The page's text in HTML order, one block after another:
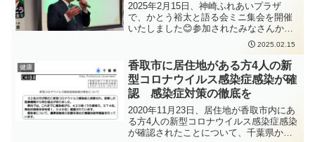
2025年2月15日、神崎ふれあいプラザ
で、かとう裕太と語る会ミニ集会を開催
いたしました😊参加されたみなさんか
ら、ご質問やたくさんの激励をいただき
ました。ありがとうございます😊明日16
日は栗源市民センターで開催する予定で
す。是非ご参加くださ...
2025.02.15
健康
香取市に居住地がある方4人の新
型コロナウイルス感染症感染が確
認 感染症対策の徹底を
2020年11月23日、居住地が香取市内にあ
る方4人の新型コロナウイルス感染症感染
が確認されたことについて、千葉県から